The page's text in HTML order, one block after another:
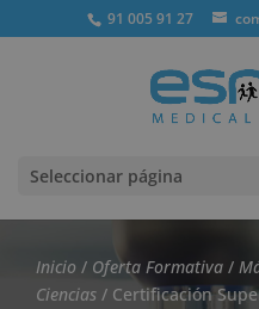
91 005 91 27
Seleccionar página
Inicio / Oferta Formativa /
Ciencias / Certificación